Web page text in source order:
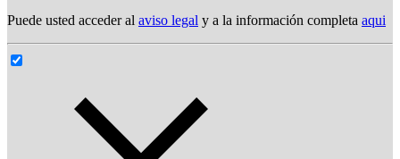
Puede usted acceder al aviso legal y a la información completa aqui